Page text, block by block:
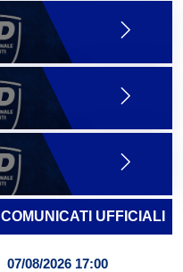
COMUNICATI UFFICIALI
07/08/2026 17:00